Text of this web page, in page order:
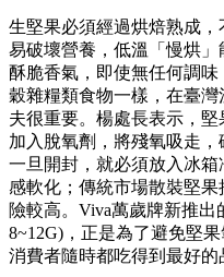
生堅果必須經過烘焙熟成，
易破壞營養，低溫「慢烘
酥脆香氣，即使無任何調
穀雜糧類食物一樣，在臺
夫很重要。楊處長表示，
加入脫氧劑，將殘氧吸走
一旦開封，就必須放入冰
感軟化；傳統市場散裝堅
險較高。Viva萬歲牌新推
8~12G)，正是為了避免堅
消費者隨時都吃得到最好的